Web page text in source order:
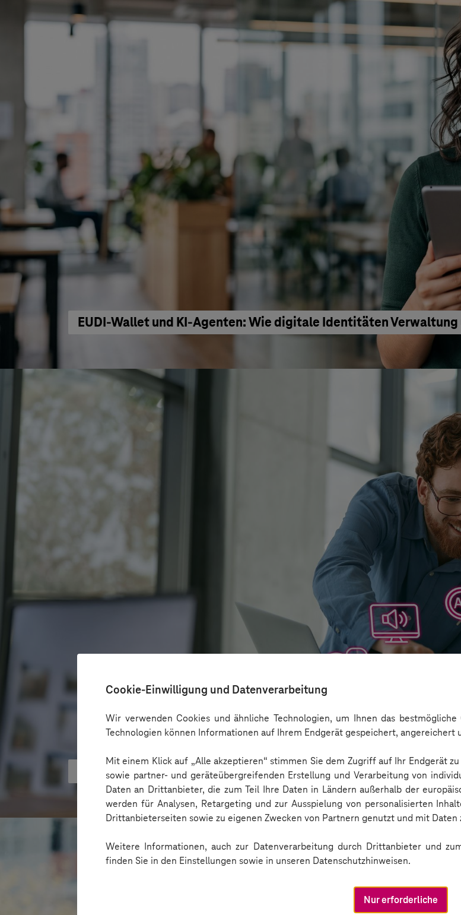
Cookie-Einwilligung und Datenverarbeitung
Wir verwenden Cookies und ähnliche Technologien, um Ihnen das
Technologien können Informationen auf Ihrem Endgerät gespeichert, angereichert
Mit einem Klick auf „Alle akzeptieren“ stimmen Sie dem Zugriff auf Ihr Endgerät
sowie partner- und geräteübergreifenden Erstellung und Verarbeitung von
Daten an Drittanbieter, die zum Teil Ihre Daten in Ländern außerhalb der
werden für Analysen, Retargeting und zur Ausspielung von personalisierten
Drittanbieterseiten sowie zu eigenen Zwecken von Partnern genutzt und mit Daten
Weitere Informationen, auch zur Datenverarbeitung durch Drittanbieter und
finden Sie in den Einstellungen sowie in unseren Datenschutzhinweisen.
Nur erforderliche
EUDI-Wallet und KI-Agenten: Wie digitale Identitäten
KI kann Barrieren überbrücken - aber nicht Barrierefreiheit